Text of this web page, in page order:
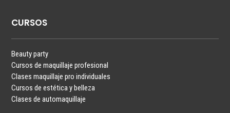
CURSOS
Beauty party
Cursos de maquillaje profesional
Clases maquillaje pro individuales
Cursos de estética y belleza
Clases de automaquillaje